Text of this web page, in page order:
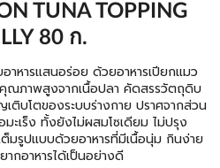
TUNA TOPPING
80 ก.
าหารแสนอร่อย ด้วยอาหารเปียกแมว
ณภาพสูงจากเนื้อปลา คัดสรรวัตถุดิบ
ติบโตของระบบร่างกาย ปราศจากส่วน
ะเร็ง ทั้งยังไม่ผสมโซเดียม ไม่ปรุง
มรูปแบบด้วยอาหารที่มีเนื้อนุ่ม กินง่าย
กอาหารได้เป็นอย่างดี